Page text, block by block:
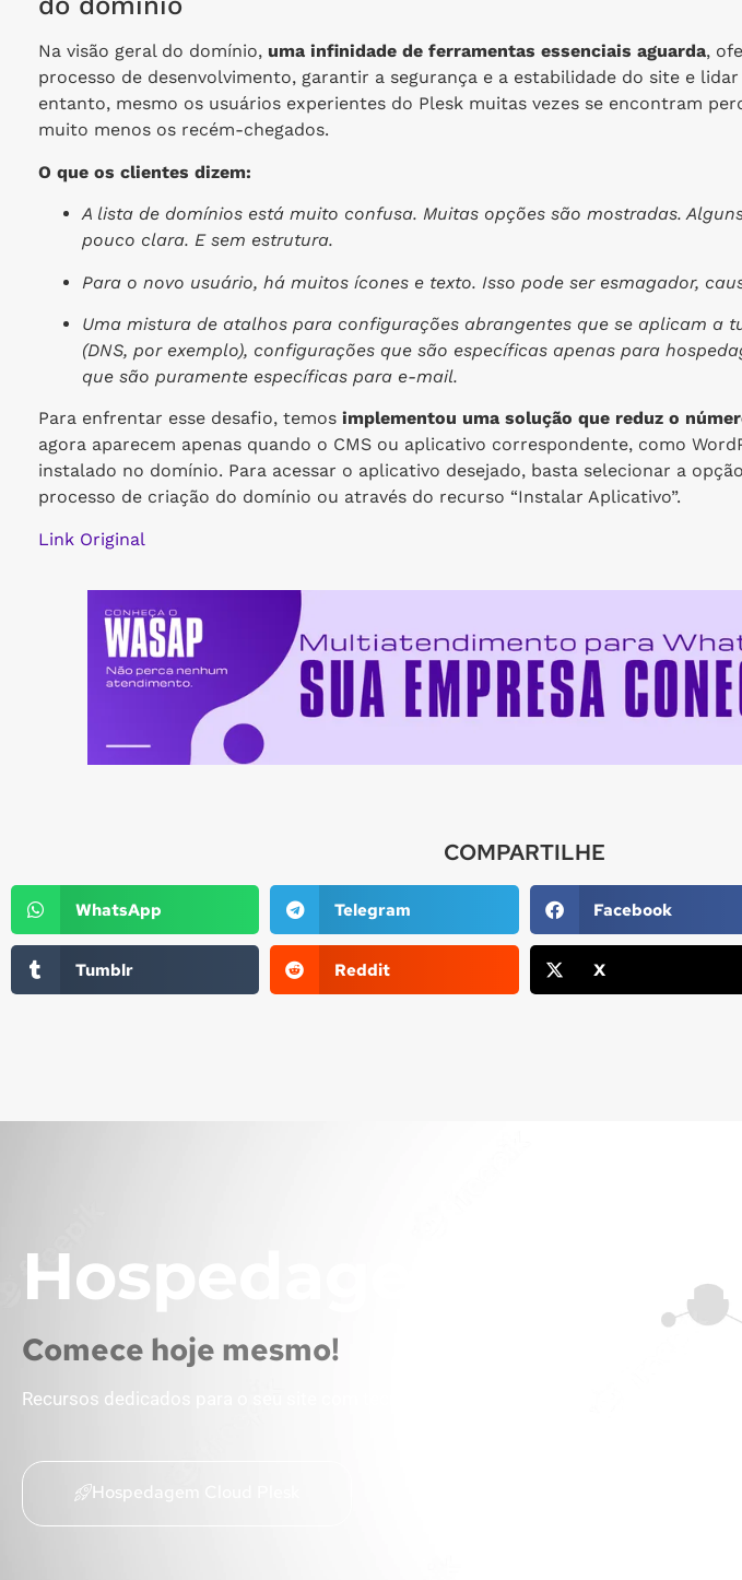
Na visão geral do domínio, uma infinidade de ferramentas essenciais aguarda,
processo de desenvolvimento, garantir a segurança e a estabilidade do site e
entanto, mesmo os usuários experientes do Plesk muitas vezes se encontram
muito menos os recém-chegados.
O que os clientes dizem:
A lista de domínios está muito confusa. Muitas opções são mostradas.
pouco clara. E sem estrutura.
Para o novo usuário, há muitos ícones e texto. Isso pode ser esmagador,
Uma mistura de atalhos para configurações abrangentes que se aplicam a
(DNS, por exemplo), configurações que são específicas apenas para
que são puramente específicas para e-mail.
Para enfrentar esse desafio, temos implementou uma solução que reduz o
agora aparecem apenas quando o CMS ou aplicativo correspondente, como
instalado no domínio. Para acessar o aplicativo desejado, basta selecionar a
processo de criação do domínio ou através do recurso “Instalar Aplicativo”.
Link Original
COMPARTILHE
WhatsApp Telegram Facebook
Tumblr Reddit X
Hospedagem Cloud
Comece hoje mesmo!
Recursos dedicados para o seu site com tecnologia em nuvem!
Hospedagem Cloud Plesk